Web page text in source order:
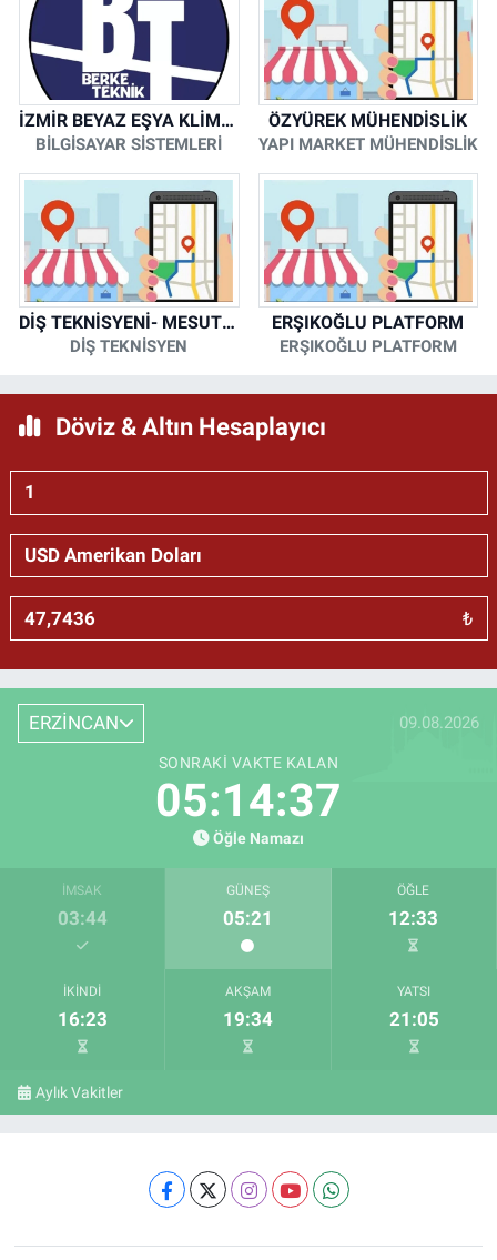
İZMİR BEYAZ EŞYA KLİMA KOMBİ SERVİSİ
BİLGİSAYAR SİSTEMLERİ
ÖZYÜREK MÜHENDİSLİK
YAPI MARKET MÜHENDİSLİK
DİŞ TEKNİSYENİ- MESUT KORKMAZ
DİŞ TEKNİSYEN
ERŞIKOĞLU PLATFORM
ERŞIKOĞLU PLATFORM
Döviz & Altın Hesaplayıcı
₺
ERZİNCAN 09.08.2026
SONRAKI VAKTE KALAN
05:14:36
Öğle Namazı
İMSAK
03:44
GÜNEŞ
05:21
ÖĞLE
12:33
İKINDI
16:23
AKŞAM
19:34
YATSI
21:05
Aylık Vakitler